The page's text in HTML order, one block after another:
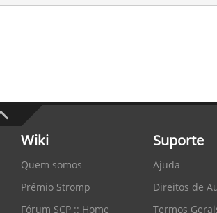
Wiki
Quem somos
Prémio Stromp
Fórum SCP :: Home
Suporte
Ajuda
Direitos de
Termos